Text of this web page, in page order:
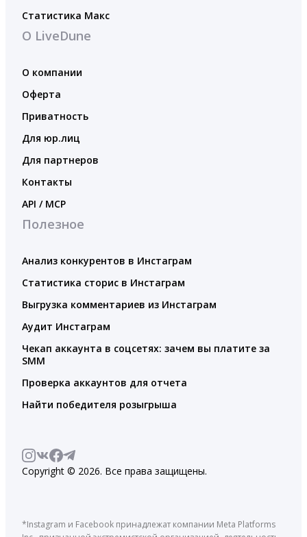
Статистика Макс
О LiveDune
О компании
Оферта
Приватность
Для юр.лиц
Для партнеров
Контакты
API / MCP
Полезное
Анализ конкурентов в Инстаграм
Статистика сторис в Инстаграм
Выгрузка комментариев из Инстаграм
Аудит Инстаграм
Чекап аккаунта в соцсетях: зачем вы платите за
SMM
Проверка аккаунтов для отчета
Найти победителя розыгрыша
Copyright © 2026. Все права защищены.
*Instagram и Facebook принадлежат компании Meta Platforms